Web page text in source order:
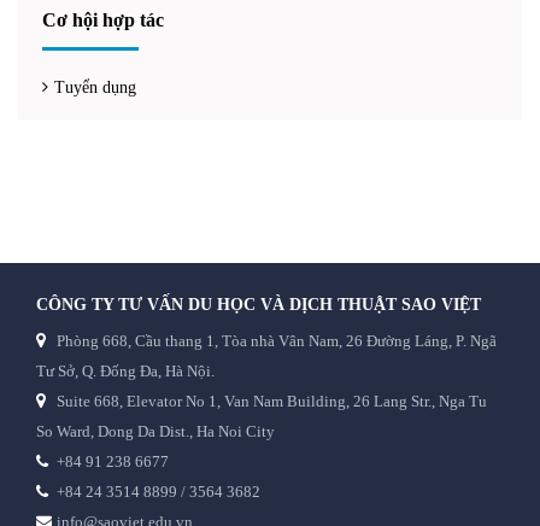
Cơ hội hợp tác
Tuyển dụng
CÔNG TY TƯ VẤN DU HỌC VÀ DỊCH THUẬT SAO VIỆT
Phòng 668, Cầu thang 1, Tòa nhà Vân Nam, 26 Đường Láng, P. Ngã
Tư Sở, Q. Đống Đa, Hà Nội.
Suite 668, Elevator No 1, Van Nam Building, 26 Lang Str., Nga Tu
So Ward, Dong Da Dist., Ha Noi City
+84 91 238 6677
+84 24 3514 8899 / 3564 3682
info@saoviet.edu.vn